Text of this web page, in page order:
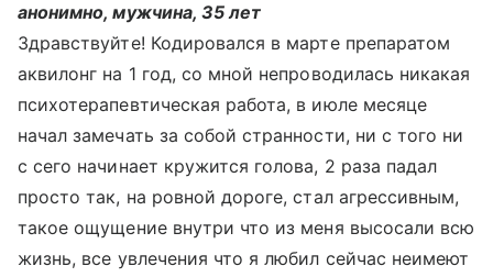
анонимно, мужчина, 35 лет
Здравствуйте! Кодировался в марте препаратом
аквилонг на 1 год, со мной непроводилась никакая
психотерапевтическая работа, в июле месяце
начал замечать за собой странности, ни с того ни
с сего начинает кружится голова, 2 раза падал
просто так, на ровной дороге, стал агрессивным,
такое ощущение внутри что из меня высосали всю
жизнь, все увлечения что я любил сейчас неимеют